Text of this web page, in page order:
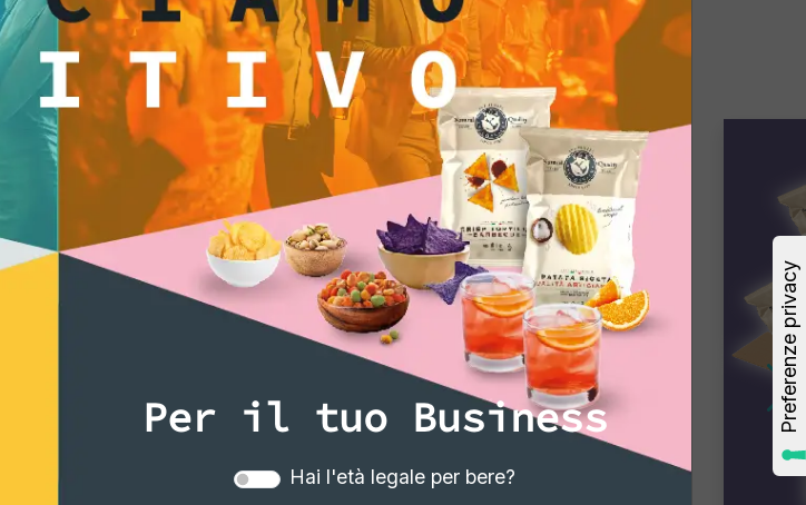
Per il tuo Business
Hai l'età legale per bere?